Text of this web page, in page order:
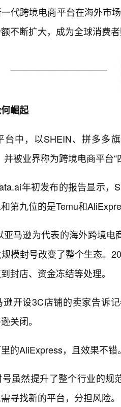
代跨境电商平台在海外市
不断扩大，成为全球消费
崛起
中，以SHEIN、拼多多
被业界称为跨境电商平台“
年初发布的报告显示
第九位的是Temu和
亚马逊为代表的海外跨境
模封号改变了整个生态。
封店、资金冻结等处理。
开设3C店铺的卖家告诉
关闭。
的AliExpress，且效果不
虽然提升了整个行业的
寻找新的平台，分担风险。